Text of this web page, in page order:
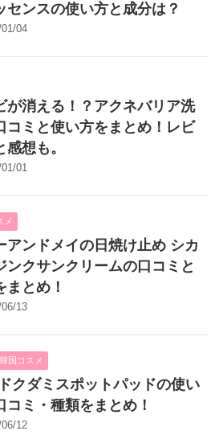
センスの使い方と成分は？
04
が消える！？アクネバリア洗
コミと使い方をまとめ！レビ
感想も。
01
メ
アンドメイの日焼け止め シカ
ンクサンクリームの口コミと
まとめ！
13
韓国コスメ
クダミスポットパッドの使い
コミ・種類をまとめ！
12